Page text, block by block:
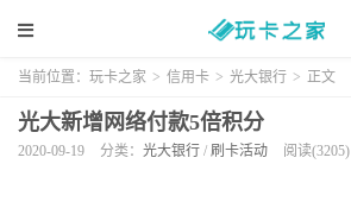
当前位置： 玩卡之家 > 信用卡 > 光大银行 > 正文
光大新增网络付款5倍积分
2020-09-19 分类： 光大银行 / 刷卡活动 阅读(3205)